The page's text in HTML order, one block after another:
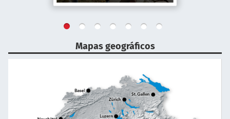
Mapas geográficos